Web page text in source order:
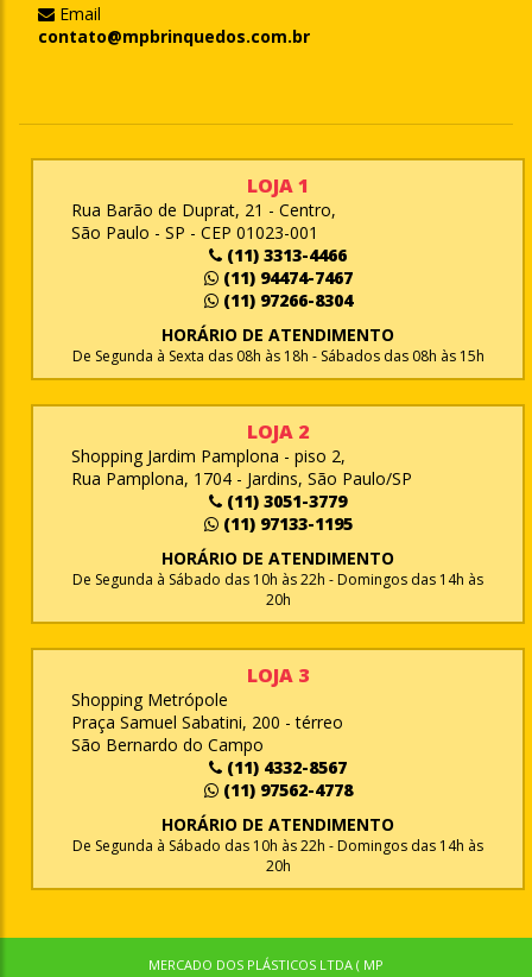
Email
contato@mpbrinquedos.com.br
LOJA 1
Rua Barão de Duprat, 21 - Centro,
São Paulo - SP - CEP 01023-001
(11) 3313-4466
(11) 94474-7467
(11) 97266-8304
HORÁRIO DE ATENDIMENTO
De Segunda à Sexta das 08h às 18h - Sábados das 08h às 15h
LOJA 2
Shopping Jardim Pamplona - piso 2,
Rua Pamplona, 1704 - Jardins, São Paulo/SP
(11) 3051-3779
(11) 97133-1195
HORÁRIO DE ATENDIMENTO
De Segunda à Sábado das 10h às 22h - Domingos das 14h às
20h
LOJA 3
Shopping Metrópole
Praça Samuel Sabatini, 200 - térreo
São Bernardo do Campo
(11) 4332-8567
(11) 97562-4778
HORÁRIO DE ATENDIMENTO
De Segunda à Sábado das 10h às 22h - Domingos das 14h às
20h
MERCADO DOS PLÁSTICOS LTDA ( MP